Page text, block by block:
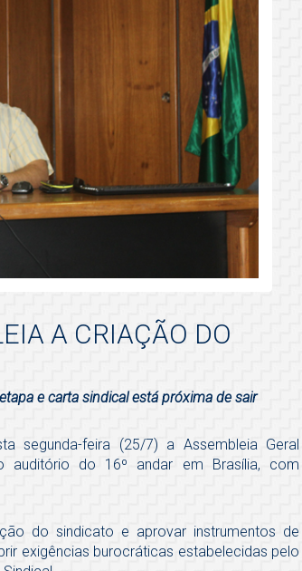
A CRIAÇÃO DO
e carta sindical está próxima de sair
segunda-feira (25/7) a Assembleia Geral
auditório do 16º andar em Brasília, com
do sindicato e aprovar instrumentos de
exigências burocráticas estabelecidas pelo